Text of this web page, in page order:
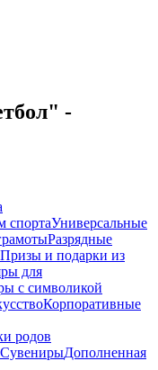
-
спортаУниверсальные
Разрядные
Призы и подарки из
для
с символикой
Корпоративные
родов
СувенирыДополненная